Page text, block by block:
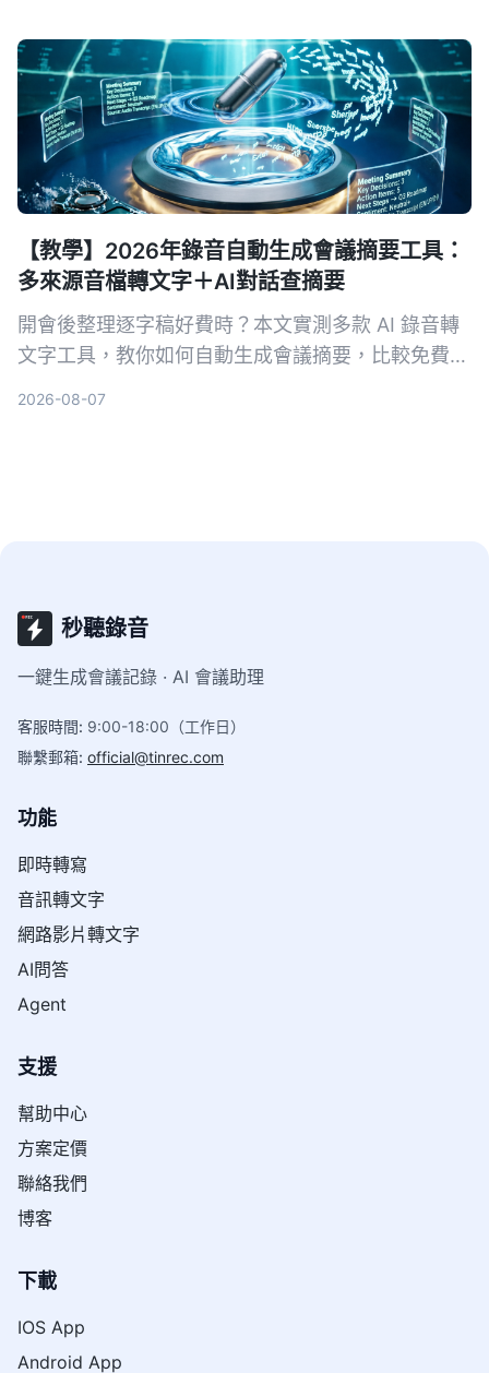
【教學】2026年錄音自動生成會議摘要工具：
多來源音檔轉文字＋AI對話查摘要
開會後整理逐字稿好費時？本文實測多款 AI 錄音轉
文字工具，教你如何自動生成會議摘要，比較免費與
2026-08-07
秒聽錄音
一鍵生成會議記錄 · AI 會議助理
客服時間: 9:00-18:00（工作日）
聯繫郵箱: official@tinrec.com
功能
即時轉寫
音訊轉文字
網路影片轉文字
AI問答
Agent
支援
幫助中心
方案定價
聯絡我們
博客
下載
IOS App
Android App